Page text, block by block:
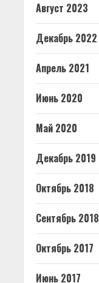
Август 2023
Декабрь 2022
Апрель 2021
Июнь 2020
Май 2020
Декабрь 2019
Октябрь 2018
Сентябрь 2018
Октябрь 2017
Июнь 2017